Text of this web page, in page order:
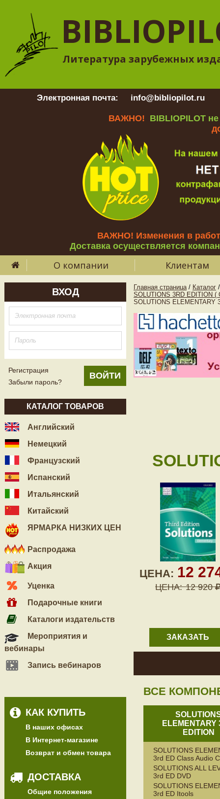
Литература зарубежных
Электронная почта: info@bibliopilot.ru
ВАЖНО! BIBLIOPILOT
ВАЖНО! Изменения в
Доставка осуществляется
О компании Клиентам
ВХОД
Регистрация
Забыли пароль?
КАТАЛОГ ТОВАРОВ
Английский
Немецкий
Французский
Испанский
Итальянский
Китайский
ЯРМАРКА НИЗКИХ ЦЕН
Распродажа
Акция
Уценка
Подарочные книги
Каталоги издательств
Мероприятия и
вебинары
Запись вебинаров
КАК КУПИТЬ
В наших офисах
В Интернет-магазине
Возврат и обмен товара
ДОСТАВКА
Общие положения
Главная страница / Каталог /
SOLUTIONS 3RD EDITION
SOLUTIONS ELEMENTARY
ЦЕНА: 12
ЦЕНА: 12 920
ЗАКАЗАТЬ
ВСЕ
ELEMENTARY
EDITION
SOLUTIONS
3rd ED Class Audio
SOLUTIONS ALL
3rd ED DVD
SOLUTIONS
3rd ED Itools